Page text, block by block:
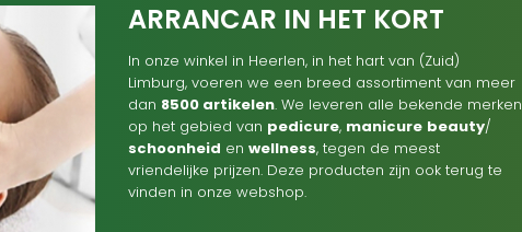
ARRANCAR IN HET KORT
In onze winkel in Heerlen, in het hart van (Zuid)
Limburg, voeren we een breed assortiment van meer
dan 8500 artikelen. We leveren alle bekende merken
op het gebied van pedicure, manicure beauty/
schoonheid en wellness, tegen de meest
vriendelijke prijzen. Deze producten zijn ook terug te
vinden in onze webshop.